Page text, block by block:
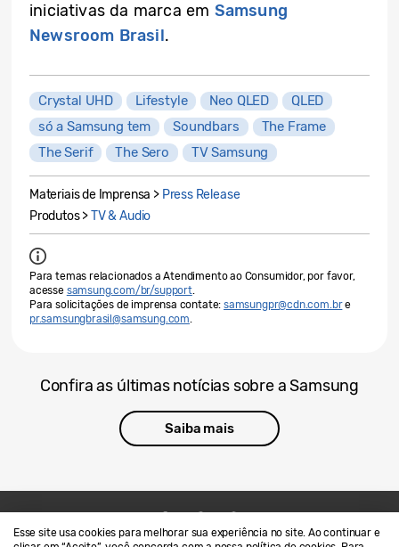
Esse site usa cookies para melhorar sua experiência no site. Ao continuar e
iniciativas da marca em Samsung
Newsroom Brasil.
Crystal UHD Lifestyle Neo QLED
QLED
só a Samsung tem
Soundbars
The Frame
The Serif
The Sero TV Samsung
Materiais de Imprensa > Press Release
Produtos >TV & Audio
Para temas relacionados a Atendimento ao Consumidor, por favor,
acesse samsung.com/br/support.
Para solicitações de imprensa contate: samsungpr@cdn.com.bre
pr.samsungbrasil@samsung.com.
Confira as últimas notícias sobre a Samsung
Saiba mais
Contato SAMSUNG.COM